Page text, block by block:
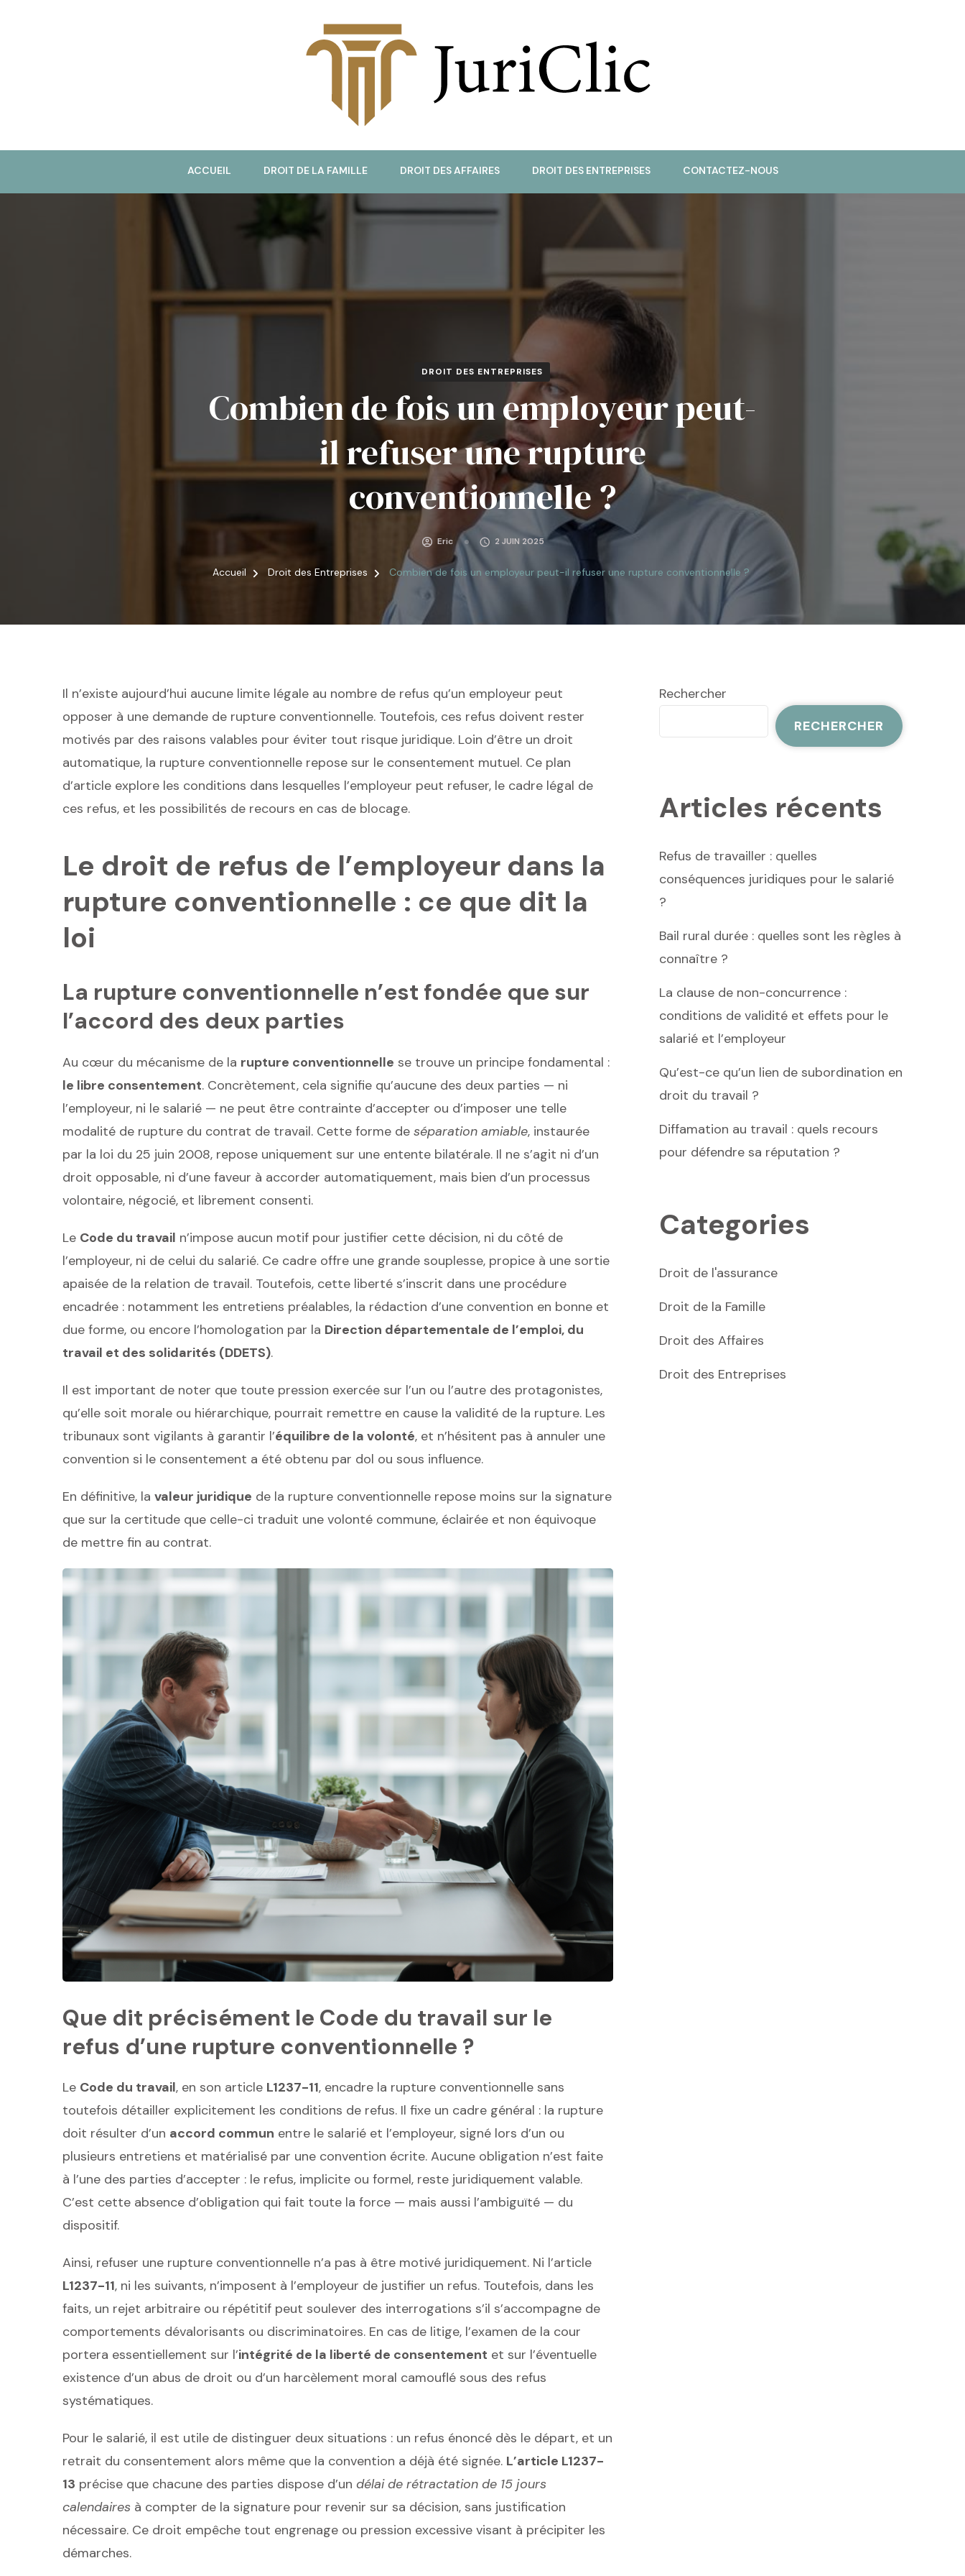
JuriClic
ACCUEIL DROIT DE LA FAMILLE DROIT DES AFFAIRES DROIT DES ENTREPRISES CONTACTEZ-NOUS
DROIT DES ENTREPRISES
Combien de fois un employeur peut-
il refuser une rupture
conventionnelle ?
Eric 2 JUIN 2025
Accueil Droit des Entreprises Combien de fois un employeur peut-il refuser une rupture conventionnelle ?
Il n’existe aujourd’hui aucune limite légale au nombre de refus qu’un employeur peut
opposer à une demande de rupture conventionnelle. Toutefois, ces refus doivent rester
motivés par des raisons valables pour éviter tout risque juridique. Loin d’être un droit
automatique, la rupture conventionnelle repose sur le consentement mutuel. Ce plan
d’article explore les conditions dans lesquelles l’employeur peut refuser, le cadre légal de
ces refus, et les possibilités de recours en cas de blocage.
Le droit de refus de l’employeur dans la
rupture conventionnelle : ce que dit la
loi
La rupture conventionnelle n’est fondée que sur
l’accord des deux parties
Au cœur du mécanisme de la rupture conventionnelle se trouve un principe fondamental :
le libre consentement. Concrètement, cela signifie qu’aucune des deux parties — ni
l’employeur, ni le salarié — ne peut être contrainte d’accepter ou d’imposer une telle
modalité de rupture du contrat de travail. Cette forme de séparation amiable, instaurée
par la loi du 25 juin 2008, repose uniquement sur une entente bilatérale. Il ne s’agit ni d’un
droit opposable, ni d’une faveur à accorder automatiquement, mais bien d’un processus
volontaire, négocié, et librement consenti.
Le Code du travail n’impose aucun motif pour justifier cette décision, ni du côté de
l’employeur, ni de celui du salarié. Ce cadre offre une grande souplesse, propice à une sortie
apaisée de la relation de travail. Toutefois, cette liberté s’inscrit dans une procédure
encadrée : notamment les entretiens préalables, la rédaction d’une convention en bonne et
due forme, ou encore l’homologation par la Direction départementale de l’emploi, du
travail et des solidarités (DDETS).
Il est important de noter que toute pression exercée sur l’un ou l’autre des protagonistes,
qu’elle soit morale ou hiérarchique, pourrait remettre en cause la validité de la rupture. Les
tribunaux sont vigilants à garantir l’équilibre de la volonté, et n’hésitent pas à annuler une
convention si le consentement a été obtenu par dol ou sous influence.
En définitive, la valeur juridique de la rupture conventionnelle repose moins sur la signature
que sur la certitude que celle-ci traduit une volonté commune, éclairée et non équivoque
de mettre fin au contrat.
Que dit précisément le Code du travail sur le
refus d’une rupture conventionnelle ?
Le Code du travail, en son article L1237-11, encadre la rupture conventionnelle sans
toutefois détailler explicitement les conditions de refus. Il fixe un cadre général : la rupture
doit résulter d’un accord commun entre le salarié et l’employeur, signé lors d’un ou
plusieurs entretiens et matérialisé par une convention écrite. Aucune obligation n’est faite
à l’une des parties d’accepter : le refus, implicite ou formel, reste juridiquement valable.
C’est cette absence d’obligation qui fait toute la force — mais aussi l’ambiguïté — du
dispositif.
Ainsi, refuser une rupture conventionnelle n’a pas à être motivé juridiquement. Ni l’article
L1237-11, ni les suivants, n’imposent à l’employeur de justifier un refus. Toutefois, dans les
faits, un rejet arbitraire ou répétitif peut soulever des interrogations s’il s’accompagne de
comportements dévalorisants ou discriminatoires. En cas de litige, l’examen de la cour
portera essentiellement sur l’intégrité de la liberté de consentement et sur l’éventuelle
existence d’un abus de droit ou d’un harcèlement moral camouflé sous des refus
systématiques.
Pour le salarié, il est utile de distinguer deux situations : un refus énoncé dès le départ, et un
retrait du consentement alors même que la convention a déjà été signée. L’article L1237-
13 précise que chacune des parties dispose d’un délai de rétractation de 15 jours
calendaires à compter de la signature pour revenir sur sa décision, sans justification
nécessaire. Ce droit empêche tout engrenage ou pression excessive visant à précipiter les
démarches.
Rechercher
RECHERCHER
Articles récents
Refus de travailler : quelles
conséquences juridiques pour le salarié
?
Bail rural durée : quelles sont les règles à
connaître ?
La clause de non-concurrence :
conditions de validité et effets pour le
salarié et l’employeur
Qu’est-ce qu’un lien de subordination en
droit du travail ?
Diffamation au travail : quels recours
pour défendre sa réputation ?
Categories
Droit de l'assurance
Droit de la Famille
Droit des Affaires
Droit des Entreprises